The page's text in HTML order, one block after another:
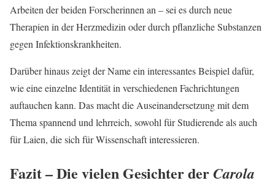
Arbeiten der beiden Forscherinnen an – sei es durch neue
Therapien in der Herzmedizin oder durch pflanzliche Substanzen
gegen Infektionskrankheiten.
Darüber hinaus zeigt der Name ein interessantes Beispiel dafür,
wie eine einzelne Identität in verschiedenen Fachrichtungen
auftauchen kann. Das macht die Auseinandersetzung mit dem
Thema spannend und lehrreich, sowohl für Studierende als auch
für Laien, die sich für Wissenschaft interessieren.
Fazit – Die vielen Gesichter derCarola